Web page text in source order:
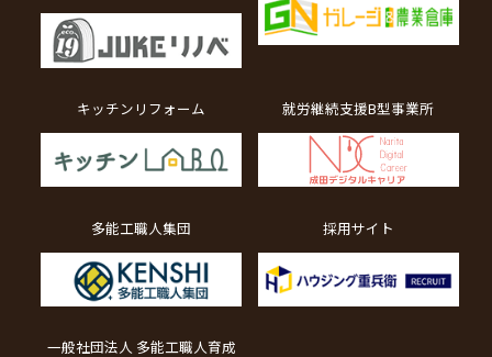
キッチンリフォーム 就労継続支援B型事業所
多能工職人集団 採用サイト
一般社団法人 多能工職人育成